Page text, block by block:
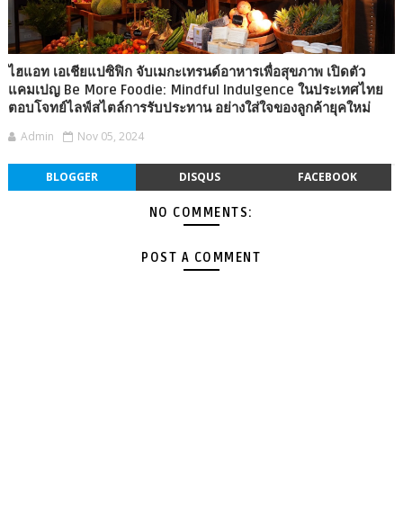
ไฮแอท เอเชียแปซิฟิก จับเมกะเทรนด์อาหารเพื่อสุขภาพ เปิดตัว
แคมเปญ Be More Foodie: Mindful Indulgence ในประเทศไทย
ตอบโจทย์ไลฟ์สไตล์การรับประทาน อย่างใส่ใจของลูกค้ายุคใหม่
Admin Nov 05, 2024
BLOGGER DISQUS FACEBOOK
NO COMMENTS:
POST A COMMENT